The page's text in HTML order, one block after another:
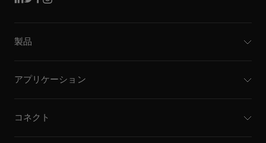
製品
キャピラリー電気泳動機器
HPLC製品
アプリケーション
環境分析
コネクト